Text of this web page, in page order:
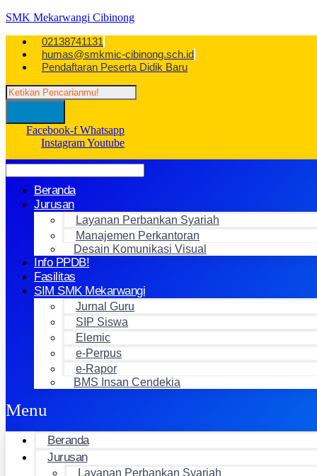
SMK Mekarwangi Cibinong
02138741131
humas@smkmic-cibinong.sch.id
Pendaftaran Peserta Didik Baru
Facebook-f Whatsapp
InstagramYoutube
Beranda
Jurusan
Layanan Perbankan Syariah
Manajemen Perkantoran
Desain Komunikasi Visual
Info PPDB!
Fasilitas
SIM SMK Mekarwangi
Jurnal Guru
SIP Siswa
Elemic
e-Perpus
e-Rapor
BMS Insan Cendekia
Menu
Beranda
Jurusan
Layanan Perbankan Syariah